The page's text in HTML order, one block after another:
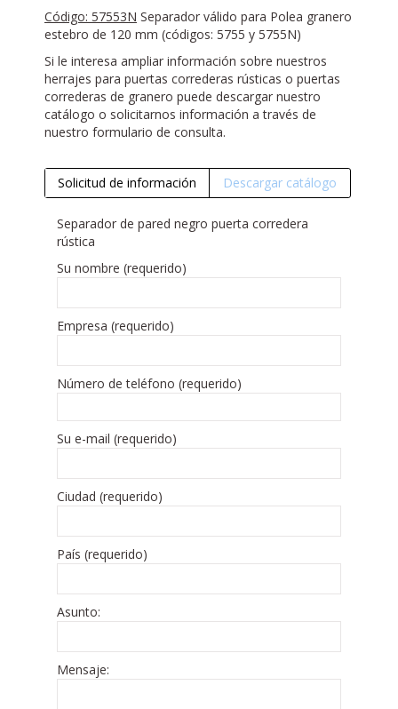
Código: 57553N Separador válido para Polea granero
estebro de 120 mm (códigos: 5755 y 5755N)
Si le interesa ampliar información sobre nuestros
herrajes para puertas correderas rústicas o puertas
correderas de granero puede descargar nuestro
catálogo o solicitarnos información a través de
nuestro formulario de consulta.
Solicitud de información Descargar catálogo
Separador de pared negro puerta corredera
rústica
Su nombre (requerido)
Empresa (requerido)
Número de teléfono (requerido)
Su e-mail (requerido)
Ciudad (requerido)
País (requerido)
Asunto:
Mensaje: